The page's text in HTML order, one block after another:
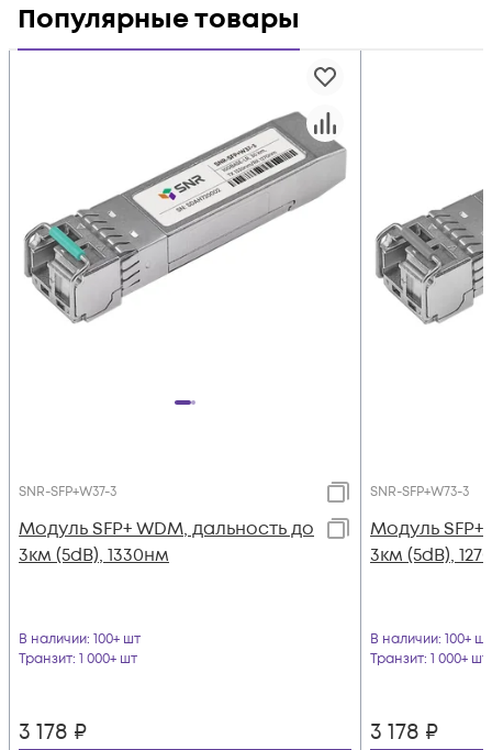
Популярные товары
SNR-SFP+W37-3
Модуль SFP+ WDM, дальность до
3км (5dB), 1330нм
В наличии: 100+ шт
Транзит: 1 000+ шт
3 178 ₽
SNR-SFP+W73-3
Модуль SFP+
3км (5dB),
В наличии: 100+ шт
Транзит: 1 000+ шт
3 178 ₽